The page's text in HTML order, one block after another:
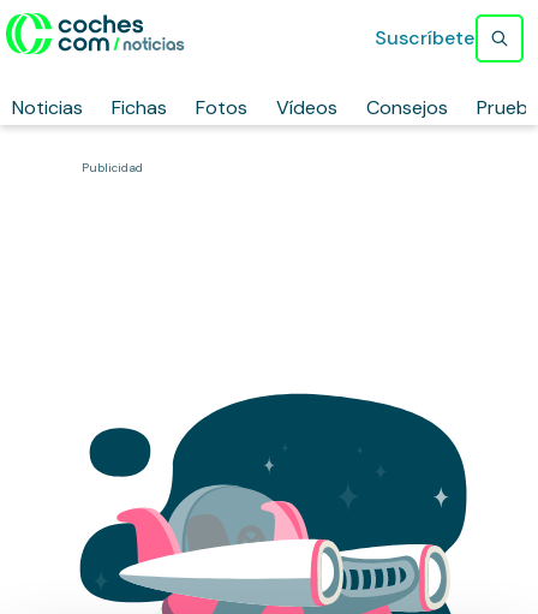
Noticias Fichas Fotos Vídeos Consejos
Suscríbete
Publicidad